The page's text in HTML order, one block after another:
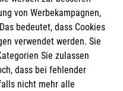
durch die
.
Sie wohin Sie
unkompliziert für Ihre
von Werbekampagnen,
bedeutet, dass Cookies
verwendet werden. Sie
Sie zulassen
dass bei fehlender
nicht mehr alle